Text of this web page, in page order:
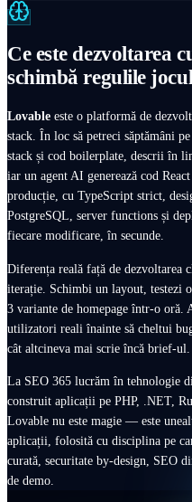
Ce este dezvoltarea
schimbă regulile
Lovable este o platformă de
stack. În loc să petreci săptămâni
stack și cod boilerplate, descrii în
iar un agent AI generează cod
producție, cu TypeScript strict,
PostgreSQL, server functions și
fiecare modificare, în secunde.
Diferența reală față de
iterație. Schimbi un layout, testezi
3 variante de homepage într-o oră.
utilizatori reali înainte să cheltui
cât altcineva mai scrie încă brief-ul.
La SEO 365 lucrăm în tehnologie
construit aplicații pe PHP, .NET,
Lovable nu este magie — este
aplicații, folosită cu disciplina pe
curată, securitate by-design, SEO
de demo.